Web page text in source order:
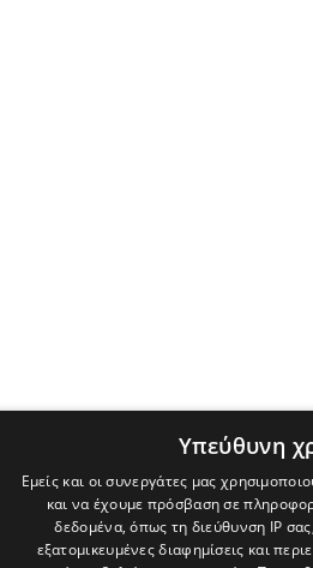
Υπεύθυνη
Εμείς και οι συνεργάτες μας
και να έχουμε πρόσβαση σε
δεδομένα, όπως τη διεύθυνση IP
εξατομικευμένες διαφημίσεις και